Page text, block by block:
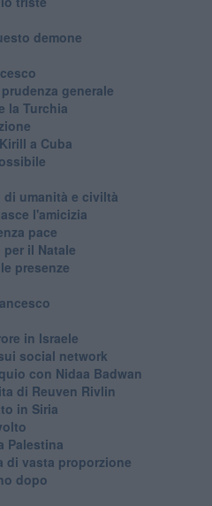
demone
generale
la Turchia
a Cuba
umanità e civiltà
l'amicizia
pace
il Natale
presenze
in Israele
social network
con Nidaa Badwan
di Reuven Rivlin
in Siria
Palestina
di vasta proporzione
dopo